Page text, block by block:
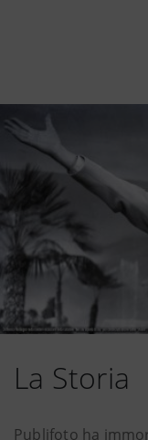
La Storia
Publifoto ha